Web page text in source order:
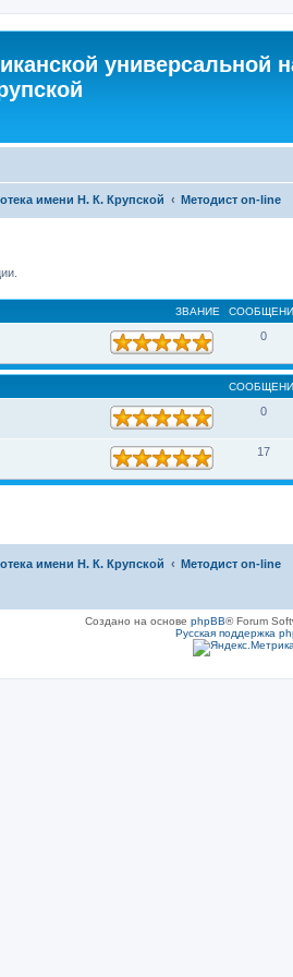
универсальной
имени Н. К. Крупской Методист on-line
ЗВАНИЕ
0
0
17
имени Н. К. Крупской Методист on-line
Создано на основе phpBB® Forum
Русская поддержка